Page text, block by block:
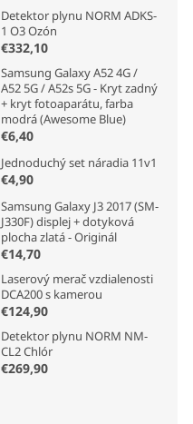
Detektor plynu NORM ADKS-
1 O3 Ozón
€332,10
Samsung Galaxy A52 4G /
A52 5G / A52s 5G - Kryt zadný
+ kryt fotoaparátu, farba
modrá (Awesome Blue)
€6,40
Jednoduchý set náradia 11v1
€4,90
Samsung Galaxy J3 2017 (SM-
J330F) displej + dotyková
plocha zlatá - Originál
€14,70
Laserový merač vzdialenosti
DCA200 s kamerou
€124,90
Detektor plynu NORM NM-
CL2 Chlór
€269,90